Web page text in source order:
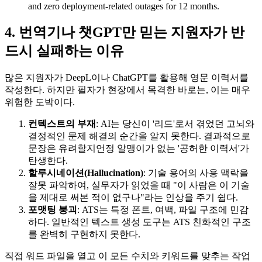
and zero deployment-related outages for 12 months.
4. 번역기나 챗GPT만 믿는 지원자가 반
드시 실패하는 이유
많은 지원자가 DeepL이나 ChatGPT를 활용해 영문 이력서를
작성한다. 하지만 필자가 현장에서 목격한 바로는, 이는 매우
위험한 도박이다.
컨텍스트의 부재 : AI는 당신이 '리드'로서 겪었던 고뇌와
결정적인 문제 해결의 순간을 알지 못한다. 결과적으로
문장은 유려할지언정 알맹이가 없는 '공허한 이력서'가
탄생한다.
할루시네이션(Hallucination): 기술 용어의 사용 맥락을
잘못 파악하여, 실무자가 읽었을 때 "이 사람은 이 기술
을 제대로 써본 적이 없구나"라는 인상을 주기 쉽다.
포맷팅 붕괴 : ATS는 특정 폰트, 여백, 파일 구조에 민감
하다. 일반적인 텍스트 생성 도구는 ATS 친화적인 구조
를 완벽히 구현하지 못한다.
직접 워드 파일을 열고 이 모든 수치와 키워드를 맞추는 작업